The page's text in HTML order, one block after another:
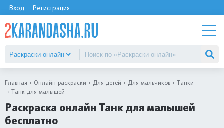
Вход Регистрация
Главная Онлайн раскраски Для детей Для мальчиков
Танки
Танк для малышей
Раскраска онлайн Танк для малышей
бесплатно